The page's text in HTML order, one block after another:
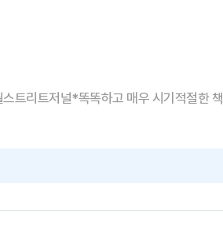
트리트저널*똑똑하고 매우 시기적절한